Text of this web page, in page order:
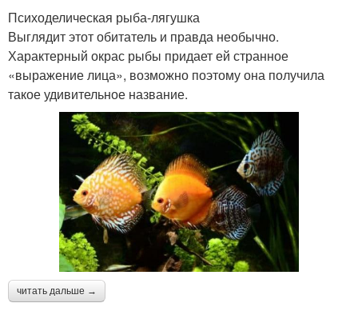
Психоделическая рыба-лягушка
Выглядит этот обитатель и правда необычно.
Характерный окрас рыбы придает ей странное
«выражение лица», возможно поэтому она получила
такое удивительное название.
читать дальше →